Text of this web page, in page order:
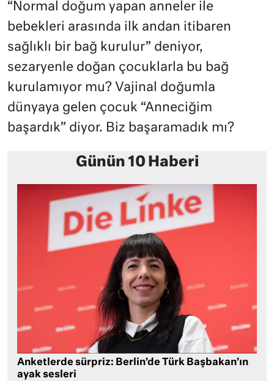
“Normal doğum yapan anneler ile
bebekleri arasında ilk andan itibaren
sağlıklı bir bağ kurulur” deniyor,
sezaryenle doğan çocuklarla bu bağ
kurulamıyor mu? Vajinal doğumla
dünyaya gelen çocuk “Anneciğim
başardık” diyor. Biz başaramadık mı?
Günün 10 Haberi
Anketlerde sürpriz: Berlin’de Türk Başbakan’ın
ayak sesleri